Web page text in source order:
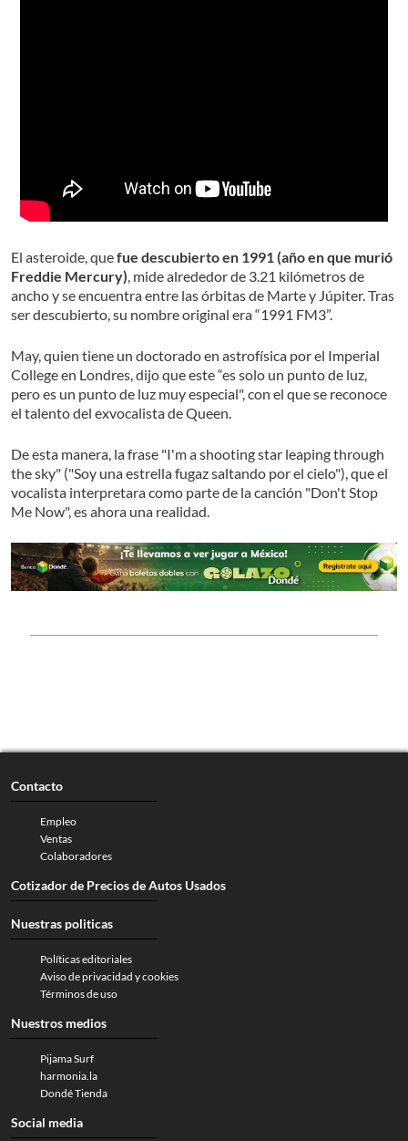
El asteroide, quefue descubierto en 1991 (año en que murió
Freddie Mercury), mide alrededor de 3.21 kilómetros de
ancho y se encuentra entre las órbitas de Marte y Júpiter. Tras
ser descubierto, su nombre original era “1991 FM3”.
May, quien tiene un doctorado en astrofísica por el Imperial
College en Londres, dijo que este “es solo un punto de luz,
pero es un punto de luz muy especial", con el que se reconoce
el talento del exvocalista de Queen.
De esta manera, la frase "I'm a shooting star leaping through
the sky" ("Soy una estrella fugaz saltando por el cielo"), que el
vocalista interpretara como parte de la canción "Don't Stop
Me Now", es ahora una realidad.
Contacto
Empleo
Ventas
Colaboradores
Cotizador de Precios de Autos Usados
Nuestras politicas
Políticas editoriales
Aviso de privacidad y cookies
Términos de uso
Nuestros medios
Pijama Surf
harmonia.la
Dondé Tienda
Social media